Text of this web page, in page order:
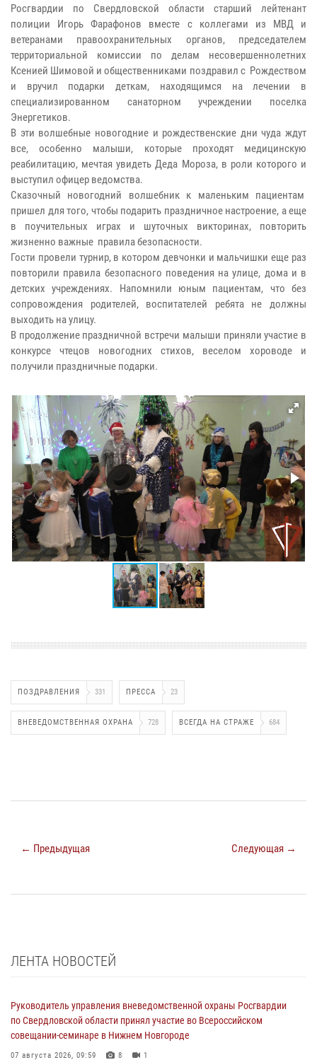
Росгвардии по Свердловской области старший лейтенант
полиции Игорь Фарафонов вместе с коллегами из МВД и
ветеранами правоохранительных органов, председателем
территориальной комиссии по делам несовершеннолетних
Ксенией Шимовой и общественниками поздравил с Рождеством
и вручил подарки деткам, находящимся на лечении в
специализированном санаторном учреждении поселка
Энергетиков.
В эти волшебные новогодние и рождественские дни чуда ждут
все, особенно малыши, которые проходят медицинскую
реабилитацию, мечтая увидеть Деда Мороза, в роли которого и
выступил офицер ведомства.
Сказочный новогодний волшебник к маленьким пациентам
пришел для того, чтобы подарить праздничное настроение, а еще
в поучительных играх и шуточных викторинах, повторить
жизненно важные правила безопасности.
Гости провели турнир, в котором девчонки и мальчишки еще раз
повторили правила безопасного поведения на улице, дома и в
детских учреждениях. Напомнили юным пациентам, что без
сопровождения родителей, воспитателей ребята не должны
выходить на улицу.
В продолжение праздничной встречи малыши приняли участие в
конкурсе чтецов новогодних стихов, веселом хороводе и
получили праздничные подарки.
ПОЗДРАВЛЕНИЯ 331 ПРЕССА 23
ВНЕВЕДОМСТВЕННАЯ ОХРАНА 728 ВСЕГДА НА СТРАЖЕ 684
← Предыдущая Следующая →
ЛЕНТА НОВОСТЕЙ
Руководитель управления вневедомственной охраны Росгвардии
по Свердловской области принял участие во Всероссийском
совещании-семинаре в Нижнем Новгороде
07 августа 2026, 09:59 8 1